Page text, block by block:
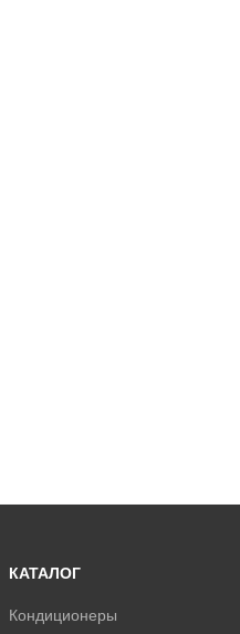
КАТАЛОГ
Кондиционеры